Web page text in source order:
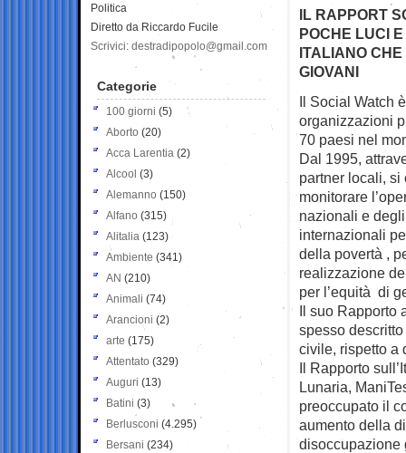
IL RAPPORT
POCHE LUCI
ITALIANO
GIOVANI
Il Social Watch
organizzazioni
70 paesi nel
Dal 1995,
partner locali, si
monitorare
nazionali e
internazionali
della povertà ,
realizzazione
per l’equità di
Il suo Rapporto
spesso
civile, rispetto a
Il Rapporto
Lunaria,
preoccupato il
aumento della
disoccupazione
Politica
Diretto da Riccardo Fucile
Scrivici: destradipopolo@gmail.com
Categorie
100 giorni (5)
Aborto (20)
Acca Larentia (2)
Alcool (3)
Alemanno (150)
Alfano (315)
Alitalia (123)
Ambiente (341)
AN (210)
Animali (74)
Arancioni (2)
arte (175)
Attentato (329)
Auguri (13)
Batini (3)
Berlusconi (4.295)
Bersani (234)